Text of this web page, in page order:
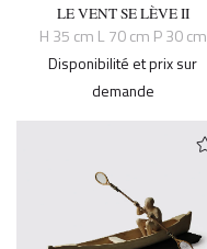
LE VENT SE LÈVE II
H 35 cm L 70 cm P 30 cm
Disponibilité et prix sur
demande